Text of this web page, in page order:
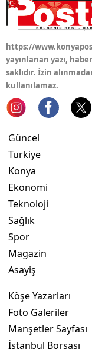
https://
yayınlanan yazı,
saklıdır. İzin
kullanılamaz.
Güncel
Türkiye
Konya
Ekonomi
Teknoloji
Sağlık
Spor
Magazin
Asayiş
Köşe Yazarları
Foto Galeriler
Manşetler Sayfası
İstanbul Borsası